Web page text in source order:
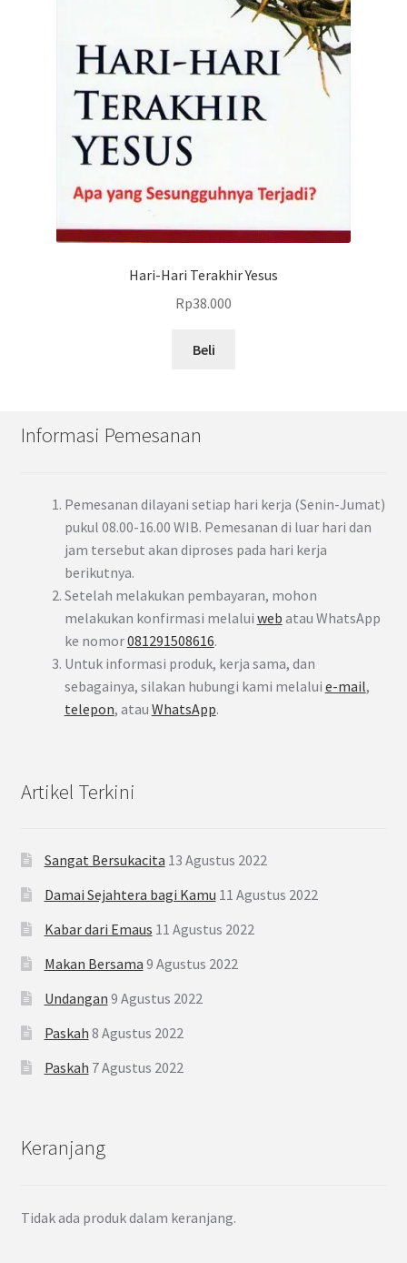
Hari-Hari Terakhir Yesus
Rp38.000
Beli
Informasi Pemesanan
Pemesanan dilayani setiap hari kerja (Senin-Jumat)
pukul 08.00-16.00 WIB. Pemesanan di luar hari dan
jam tersebut akan diproses pada hari kerja
berikutnya.
Setelah melakukan pembayaran, mohon
melakukan konfirmasi melalui web atau WhatsApp
ke nomor081291508616.
Untuk informasi produk, kerja sama, dan
sebagainya, silakan hubungi kami melalui e-mail,
telepon, atau WhatsApp.
Artikel Terkini
Sangat Bersukacita 13 Agustus 2022
Damai Sejahtera bagi Kamu 11 Agustus 2022
Kabar dari Emaus 11 Agustus 2022
Makan Bersama 9 Agustus 2022
Undangan 9 Agustus 2022
Paskah 8 Agustus 2022
Paskah 7 Agustus 2022
Keranjang
Tidak ada produk dalam keranjang.